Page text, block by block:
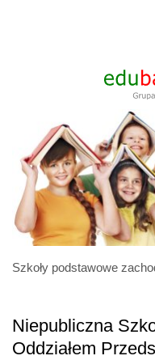
Szkoły podstawowe
Niepubliczna
Oddziałem